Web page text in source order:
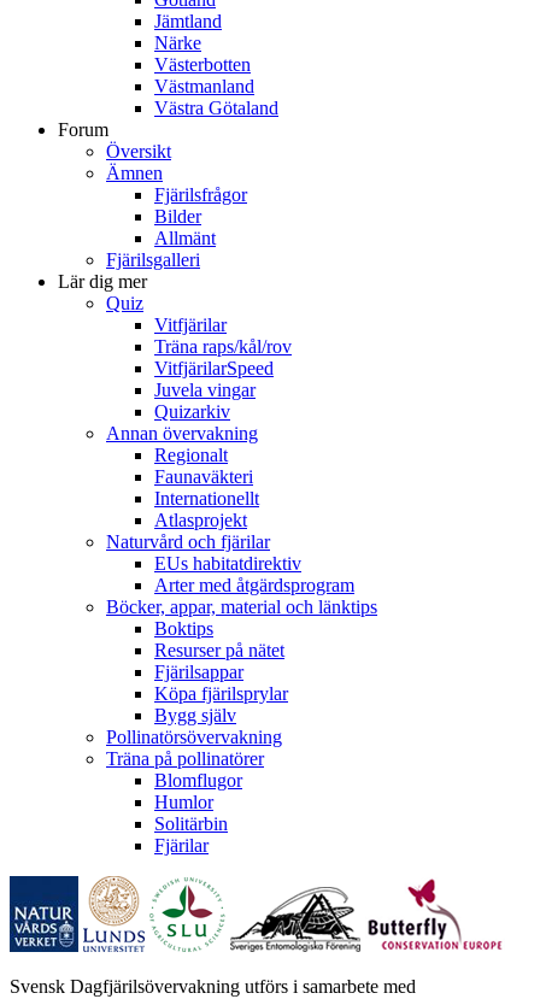
Jämtland
Närke
Västerbotten
Västmanland
Västra Götaland
Forum
Översikt
Ämnen
Fjärilsfrågor
Bilder
Allmänt
Fjärilsgalleri
Lär dig mer
Quiz
Vitfjärilar
Träna raps/kål/rov
VitfjärilarSpeed
Juvela vingar
Quizarkiv
Annan övervakning
Regionalt
Faunaväkteri
Internationellt
Atlasprojekt
Naturvård och fjärilar
EUs habitatdirektiv
Arter med åtgärdsprogram
Böcker, appar, material och länktips
Boktips
Resurser på nätet
Fjärilsappar
Köpa fjärilsprylar
Bygg själv
Pollinatörsövervakning
Träna på pollinatörer
Blomflugor
Humlor
Solitärbin
Fjärilar
Svensk Dagfjärilsövervakning utförs i samarbete med